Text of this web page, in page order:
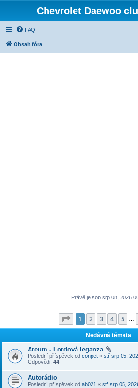
Chevrolet Daewoo
FAQ
Obsah fóra
Právě je sob srp 08, 2026
Stránka z 10
1 2 3 4 5
Nedávná témata
Areum - Lordová leganza
Poslední příspěvek od conpet « stř srp 05,
Odpovědi: 44
Autorádio
Poslední příspěvek od ab021 « stř srp 05,